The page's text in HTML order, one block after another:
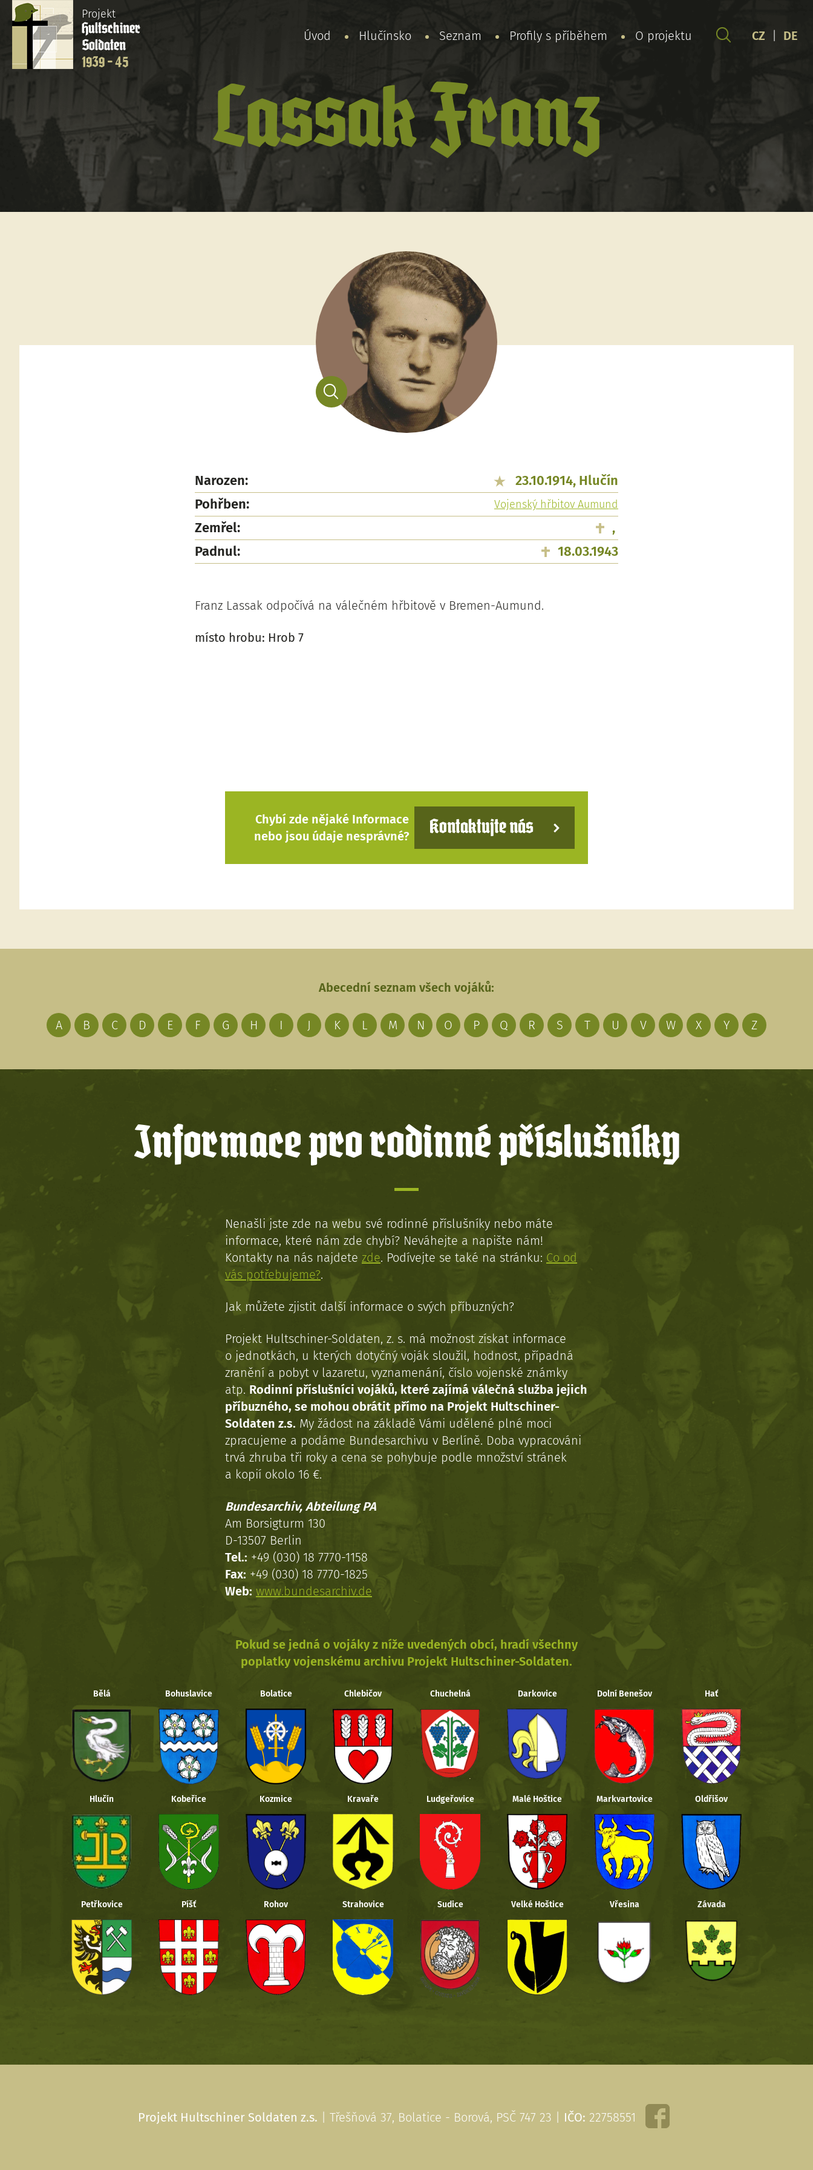
Projekt
Hultschiner
Soldaten
1939 - 45
Úvod Hlučínsko Seznam Profily s příběhem O projektu CZ DE
Lassak Franz
Narozen:
23.10.1914, Hlučín
Pohřben:
Vojenský hřbitov Aumund
Zemřel:
,
Padnul:
18.03.1943
Franz Lassak odpočívá na válečném hřbitově v Bremen-Aumund.
místo hrobu: Hrob 7
Chybí zde nějaké Informace
nebo jsou údaje nesprávné?
Kontaktujte nás
Abecední seznam všech vojáků:
A B C D E F G H I J K L M N O P Q R S T U V W X Y Z
Informace pro rodinné příslušníky
Nenašli jste zde na webu své rodinné příslušníky nebo máte
informace, které nám zde chybí? Neváhejte a napište nám!
Kontakty na nás najdete zde. Podívejte se také na stránku: Co od
vás potřebujeme?.
Jak můžete zjistit další informace o svých příbuzných?
Projekt Hultschiner-Soldaten, z. s. má možnost získat informace
o jednotkách, u kterých dotyčný voják sloužil, hodnost, případná
zranění a pobyt v lazaretu, vyznamenání, číslo vojenské známky
atp. Rodinní příslušníci vojáků, které zajímá válečná služba jejich
příbuzného, se mohou obrátit přímo na Projekt Hultschiner-
Soldaten z.s. My žádost na základě Vámi udělené plné moci
zpracujeme a podáme Bundesarchivu v Berlíně. Doba vypracováni
trvá zhruba tři roky a cena se pohybuje podle množství stránek
a kopií okolo 16 €.
Bundesarchiv, Abteilung PA
Am Borsigturm 130
D-13507 Berlin
Tel.: +49 (030) 18 7770-1158
Fax: +49 (030) 18 7770-1825
Web: www.bundesarchiv.de
Pokud se jedná o vojáky z níže uvedených obcí, hradí všechny
poplatky vojenskému archivu Projekt Hultschiner-Soldaten.
Bělá Bohuslavice Bolatice Chlebičov Chuchelná Darkovice Dolní Benešov Hať
Hlučín Kobeřice Kozmice Kravaře Ludgeřovice Malé Hoštice Markvartovice Oldřišov
Petřkovice Píšť Rohov Strahovice Sudice Velké Hoštice Vřesina Závada
Projekt Hultschiner Soldaten z.s. | Třešňová 37, Bolatice - Borová, PSČ 747 23 | IČO: 22758551